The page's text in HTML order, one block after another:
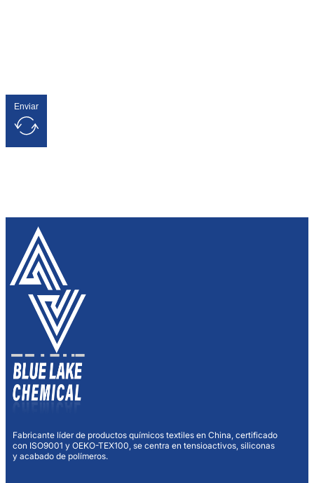
Enviar
Fabricante líder de productos químicos textiles en China, certificado
con ISO9001 y OEKO-TEX100, se centra en tensioactivos, siliconas
y acabado de polímeros.